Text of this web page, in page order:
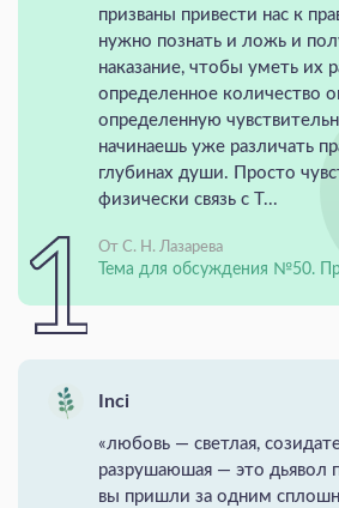
призваны привести нас к
нужно познать и ложь и
наказание, чтобы уметь их
определенное количество
определенную
начинаешь уже различать
глубинах души. Просто
физически связь с Т...
От С. Н. Лазарева
Тема для обсуждения №50.
Inci
«любовь — светлая,
разрушаюшая — это дьявол
вы пришли за одним